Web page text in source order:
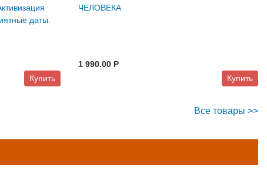
даты.
Купить
ЧЕЛОВЕКА
1 990.00 P
Купить
Все товары >>